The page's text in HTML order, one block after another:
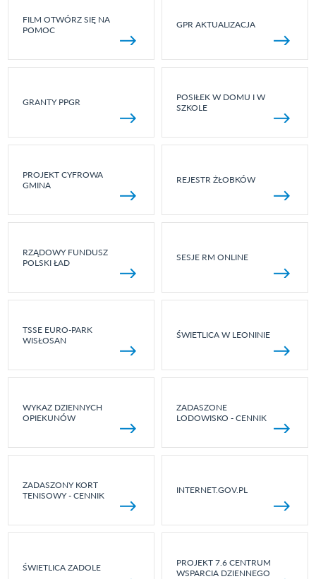
FILM OTWÓRZ SIĘ NA
POMOC
GPR AKTUALIZACJA
GRANTY PPGR
POSIŁEK W DOMU I W
SZKOLE
PROJEKT CYFROWA
GMINA
REJESTR ŻŁOBKÓW
RZĄDOWY FUNDUSZ
POLSKI ŁAD
SESJE RM ONLINE
TSSE EURO-PARK
WISŁOSAN
ŚWIETLICA W LEONINIE
WYKAZ DZIENNYCH
OPIEKUNÓW
ZADASZONE
LODOWISKO - CENNIK
ZADASZONY KORT
TENISOWY - CENNIK
INTERNET.GOV.PL
ŚWIETLICA ZADOLE
PROJEKT 7.6 CENTRUM
WSPARCIA DZIENNEGO